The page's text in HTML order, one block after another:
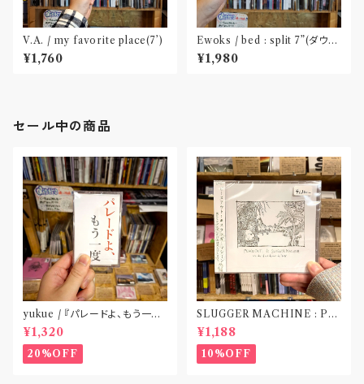
V.A. / my favorite place(7’)
¥1,760
Ewoks / bed : split 7”(ダウン
ロードコード付属)
¥1,980
セール中の商品
yukue / 『パレードよ、もう一度』
(TAPE)
¥1,320
20%OFF
SLUGGER MACHINE : PE
ACE OUT! / we die if we d
o not do “DIG”(SPLIT CD)
〝横浜&札幌〟
¥1,188
10%OFF